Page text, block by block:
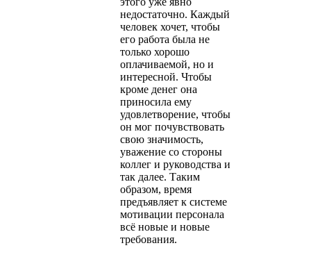
недостаточно. Каждый
человек хочет, чтобы
его работа была не
только хорошо
оплачиваемой, но и
интересной. Чтобы
кроме денег она
приносила ему
удовлетворение, чтобы
он мог почувствовать
свою значимость,
уважение со стороны
коллег и руководства и
так далее. Таким
образом, время
предъявляет к системе
мотивации персонала
всё новые и новые
требования.